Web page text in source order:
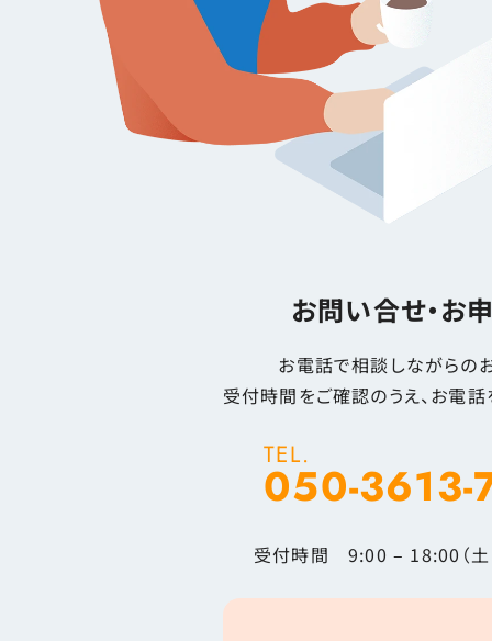
お問い合せ・お
お電話で相談しながらの
受付時間をご確認のうえ、お電話
TEL.
050-3613-
受付時間 9:00 – 18:00（土